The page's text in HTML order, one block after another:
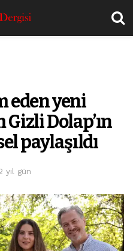
eden yeni
Dolap’ın
paylaşıldı
yıl gün